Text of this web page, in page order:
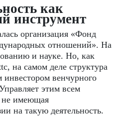
как
инструмент
организация «Фонд
отношений». На
и науке. Но, как
на самом деле структура
венчурного
этим всем
имеющая
на такую ​​деятельность.